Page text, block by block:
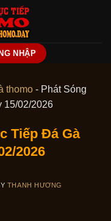
NHẬP
thomo - Phát Sóng
15/02/2026
Tiếp Đá Gà
2026
THANH HƯƠNG